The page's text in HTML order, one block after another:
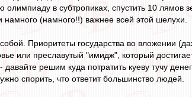
в субтропиках, спустить 10 лямов
намного (намного!!) важнее всей этой шелухи.
Приоритеты государства во вложении
или преславутый "имидж", который
решим куда потратить куеву тучу
спорить, что ответит большинство людей.